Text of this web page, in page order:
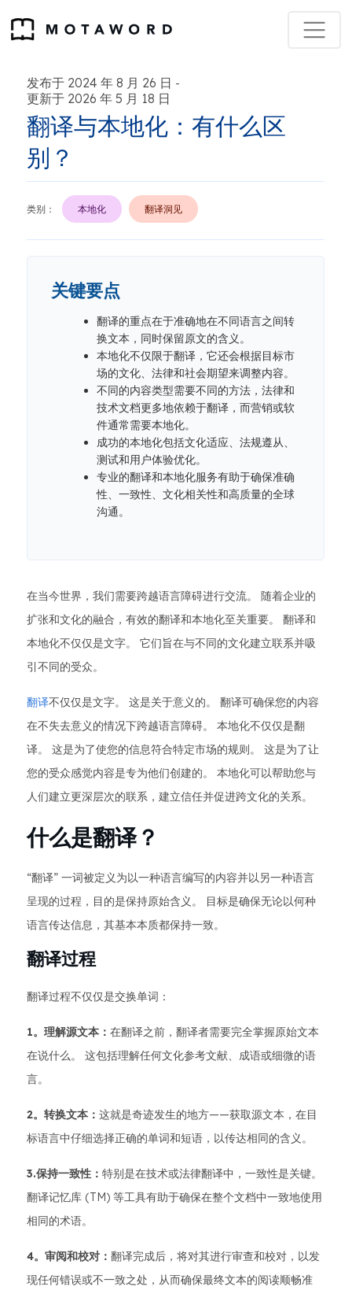
发布于 2024 年 8 月 26 日 -
更新于 2026 年 5 月 18 日
翻译与本地化：有什么区
别？
类别： 本地化 翻译洞见
关键要点
翻译的重点在于准确地在不同语言之间转
换文本，同时保留原文的含义。
本地化不仅限于翻译，它还会根据目标市
场的文化、法律和社会期望来调整内容。
不同的内容类型需要不同的方法，法律和
技术文档更多地依赖于翻译，而营销或软
件通常需要本地化。
成功的本地化包括文化适应、法规遵从、
测试和用户体验优化。
专业的翻译和本地化服务有助于确保准确
性、一致性、文化相关性和高质量的全球
沟通。
在当今世界，我们需要跨越语言障碍进行交流。 随着企业的
扩张和文化的融合，有效的翻译和本地化至关重要。 翻译和
本地化不仅仅是文字。 它们旨在与不同的文化建立联系并吸
引不同的受众。
翻译不仅仅是文字。 这是关于意义的。 翻译可确保您的内容
在不失去意义的情况下跨越语言障碍。 本地化不仅仅是翻
译。 这是为了使您的信息符合特定市场的规则。 这是为了让
您的受众感觉内容是专为他们创建的。 本地化可以帮助您与
人们建立更深层次的联系，建立信任并促进跨文化的关系。
什么是翻译？
“翻译” 一词被定义为以一种语言编写的内容并以另一种语言
呈现的过程，目的是保持原始含义。 目标是确保无论以何种
语言传达信息，其基本本质都保持一致。
翻译过程
翻译过程不仅仅是交换单词：
1。理解源文本： 在翻译之前，翻译者需要完全掌握原始文本
在说什么。 这包括理解任何文化参考文献、成语或细微的语
言。
2。转换文本： 这就是奇迹发生的地方——获取源文本，在目
标语言中仔细选择正确的单词和短语，以传达相同的含义。
3.保持一致性： 特别是在技术或法律翻译中，一致性是关键。
翻译记忆库 (TM) 等工具有助于确保在整个文档中一致地使用
相同的术语。
4。审阅和校对： 翻译完成后，将对其进行审查和校对，以发
现任何错误或不一致之处，从而确保最终文本的阅读顺畅准